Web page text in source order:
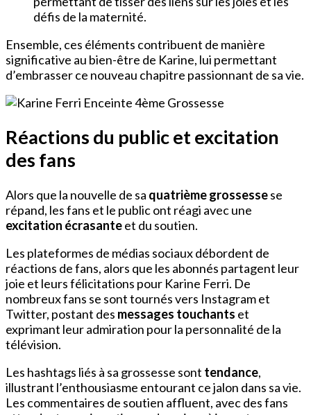
défis de la maternité.
Ensemble, ces éléments contribuent de manière
significative au bien-être de Karine, lui permettant
d’embrasser ce nouveau chapitre passionnant de sa vie.
Réactions du public et excitation
des fans
Alors que la nouvelle de sa quatrième grossessese
répand, les fans et le public ont réagi avec une
excitation écrasanteet du soutien.
Les plateformes de médias sociaux débordent de
réactions de fans, alors que les abonnés partagent leur
joie et leurs félicitations pour Karine Ferri. De
nombreux fans se sont tournés vers Instagram et
Twitter, postant des messages touchants et
exprimant leur admiration pour la personnalité de la
télévision.
Les hashtags liés à sa grossesse sont tendance,
illustrant l’enthousiasme entourant ce jalon dans sa vie.
Les commentaires de soutien affluent, avec des fans